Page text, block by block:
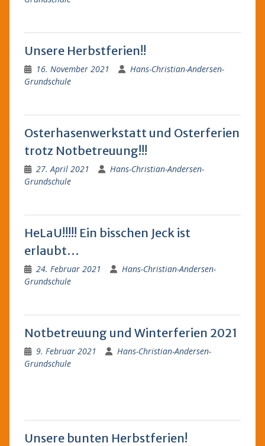
Unsere Herbstferien!!
16. November 2021
Hans-Christian-Andersen-
Grundschule
Osterhasenwerkstatt und Osterferien
trotz Notbetreuung!!!
27. April 2021
Hans-Christian-Andersen-
Grundschule
HeLaU!!!!! Ein bisschen Jeck ist
erlaubt…
24. Februar 2021
Hans-Christian-Andersen-
Grundschule
Notbetreuung und Winterferien 2021
9. Februar 2021
Hans-Christian-Andersen-
Grundschule
Unsere bunten Herbstferien!